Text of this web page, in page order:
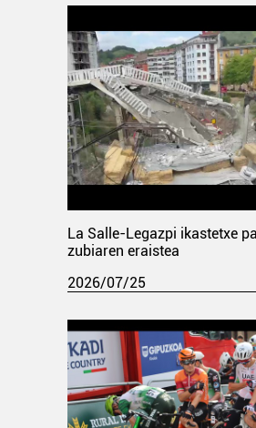
La Salle-Legazpi ikastetxe
zubiaren eraistea
2026/07/25